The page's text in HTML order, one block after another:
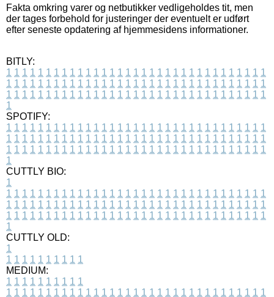
Fakta omkring varer og netbutikker vedligeholdes tit, men
der tages forbehold for justeringer der eventuelt er udført
efter seneste opdatering af hjemmesidens informationer.
BITLY:
1 1 1 1 1 1 1 1 1 1 1 1 1 1 1 1 1 1 1 1 1 1 1 1 1 1 1 1 1 1 1 1 1
1 1 1 1 1 1 1 1 1 1 1 1 1 1 1 1 1 1 1 1 1 1 1 1 1 1 1 1 1 1 1 1 1
1 1 1 1 1 1 1 1 1 1 1 1 1 1 1 1 1 1 1 1 1 1 1 1 1 1 1 1 1 1 1 1 1
1
SPOTIFY:
1 1 1 1 1 1 1 1 1 1 1 1 1 1 1 1 1 1 1 1 1 1 1 1 1 1 1 1 1 1 1 1 1
1 1 1 1 1 1 1 1 1 1 1 1 1 1 1 1 1 1 1 1 1 1 1 1 1 1 1 1 1 1 1 1 1
1 1 1 1 1 1 1 1 1 1 1 1 1 1 1 1 1 1 1 1 1 1 1 1 1 1 1 1 1 1 1 1 1
1
CUTTLY BIO:
1
1 1 1 1 1 1 1 1 1 1 1 1 1 1 1 1 1 1 1 1 1 1 1 1 1 1 1 1 1 1 1 1 1
1 1 1 1 1 1 1 1 1 1 1 1 1 1 1 1 1 1 1 1 1 1 1 1 1 1 1 1 1 1 1 1 1
1 1 1 1 1 1 1 1 1 1 1 1 1 1 1 1 1 1 1 1 1 1 1 1 1 1 1 1 1 1 1 1 1
1
CUTTLY OLD:
1
1 1 1 1 1 1 1 1 1 1
MEDIUM:
1 1 1 1 1 1 1 1 1 1
1 1 1 1 1 1 1 1 1 1 1 1 1 1 1 1 1 1 1 1 1 1 1 1 1 1 1 1 1 1 1 1 1